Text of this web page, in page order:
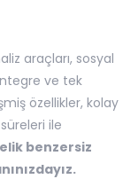
araçları, sosyal
ve tek
özellikler, kolay
ile
benzersiz